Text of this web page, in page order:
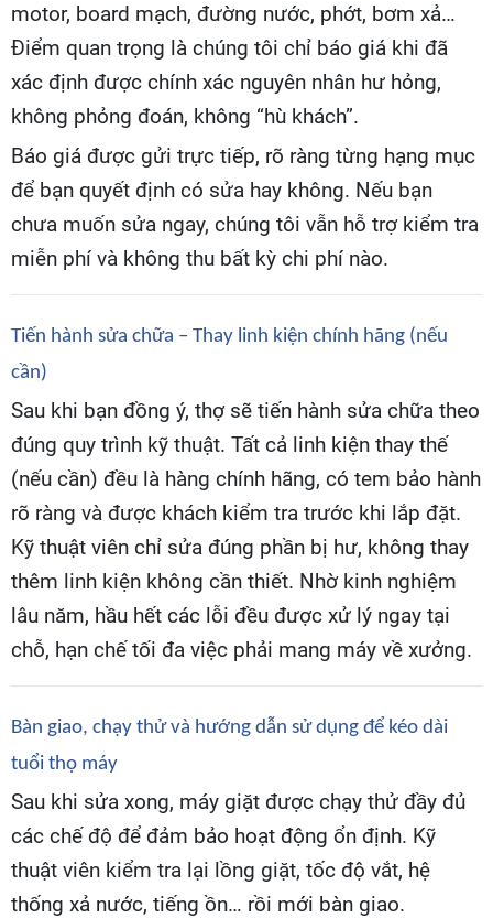
motor, board mạch, đường nước, phớt, bơm xả…
Điểm quan trọng là chúng tôi chỉ báo giá khi đã
xác định được chính xác nguyên nhân hư hỏng,
không phỏng đoán, không “hù khách”.
Báo giá được gửi trực tiếp, rõ ràng từng hạng mục
để bạn quyết định có sửa hay không. Nếu bạn
chưa muốn sửa ngay, chúng tôi vẫn hỗ trợ kiểm tra
miễn phí và không thu bất kỳ chi phí nào.
Tiến hành sửa chữa – Thay linh kiện chính hãng (nếu
cần)
Sau khi bạn đồng ý, thợ sẽ tiến hành sửa chữa theo
đúng quy trình kỹ thuật. Tất cả linh kiện thay thế
(nếu cần) đều là hàng chính hãng, có tem bảo hành
rõ ràng và được khách kiểm tra trước khi lắp đặt.
Kỹ thuật viên chỉ sửa đúng phần bị hư, không thay
thêm linh kiện không cần thiết. Nhờ kinh nghiệm
lâu năm, hầu hết các lỗi đều được xử lý ngay tại
chỗ, hạn chế tối đa việc phải mang máy về xưởng.
Bàn giao, chạy thử và hướng dẫn sử dụng để kéo dài
tuổi thọ máy
Sau khi sửa xong, máy giặt được chạy thử đầy đủ
các chế độ để đảm bảo hoạt động ổn định. Kỹ
thuật viên kiểm tra lại lồng giặt, tốc độ vắt, hệ
thống xả nước, tiếng ồn… rồi mới bàn giao.